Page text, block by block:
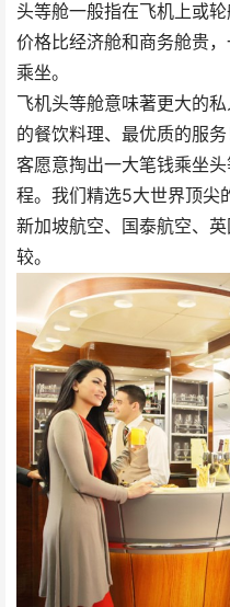
头等舱一般指在飞机上或
价格比经济舱和商务舱贵
乘坐。
飞机头等舱意味著更大的
的餐饮料理、最优质的服
客愿意掏出一大笔钱乘坐
程。我们精选5大世界顶尖
新加坡航空、国泰航空、
较。